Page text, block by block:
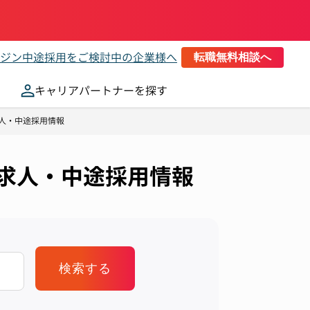
ン中途採用をご検討中の企業様へ 転職無料相談へ
キャリアパートナーを探す
・中途採用情報
人・中途採用情報
検索する